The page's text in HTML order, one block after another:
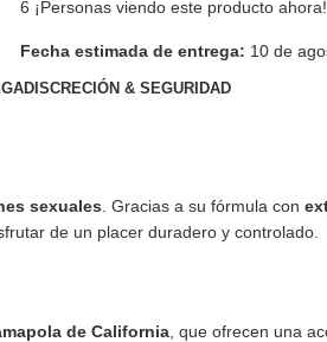
6 ¡Personas viendo este producto ahora!
Fecha estimada de entrega: 10 de
DISCRECIÓN & SEGURIDAD
sexuales . Gracias a su fórmula con
de un placer duradero y controlado.
de California , que ofrecen una